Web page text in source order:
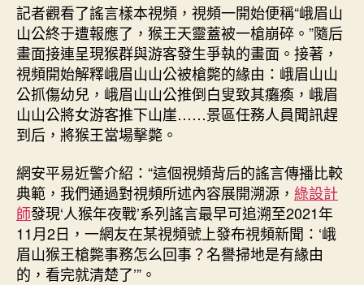
記者觀看了謠言樣本視頻，視頻一開始便稱“峨眉山
山公終于遭報應了，猴王天靈蓋被一槍崩碎。”隨后
畫面接連呈現猴群與游客發生爭執的畫面。接著，
視頻開始解釋峨眉山山公被槍斃的緣由：峨眉山山
公抓傷幼兒，峨眉山山公推倒白叟致其癱瘓，峨眉
山山公將女游客推下山崖……景區任務人員聞訊趕
到后，將猴王當場擊斃。
網安平易近警介紹：“這個視頻背后的謠言傳播比較
典範，我們通過對視頻所述內容展開溯源， 綠設計
師發現‘人猴年夜戰’系列謠言最早可追溯至2021年
11月2日，一網友在某視頻號上發布視頻新聞：‘峨
眉山猴王槍斃事務怎么回事？名譽掃地是有緣由
的，看完就清楚了’”。